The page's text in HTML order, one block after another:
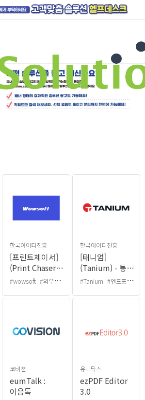
#유출방지
한국아이티진흥
[프린트체이서]
(Print Chaser) -
출력물 보안
#wowsoft #와우소프트 #PrintChaser
한국아이티진흥
[태니엄]
(Tanium) - 통합
엔드포인트 관리
#Tanium #엔드포인트 플랫폼
코비젼
eumTalk :
이음톡
유니닥스
ezPDF Editor
3.0